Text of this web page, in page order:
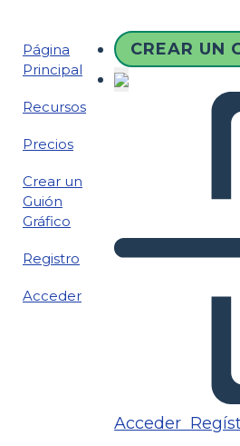
Página
Principal
Recursos
Precios
Crear un
Guión
Gráfico
Registro
Acceder
CREAR UN
Acceder